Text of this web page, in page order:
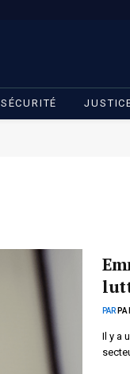
SÉCURITÉ
PAR
Il y a